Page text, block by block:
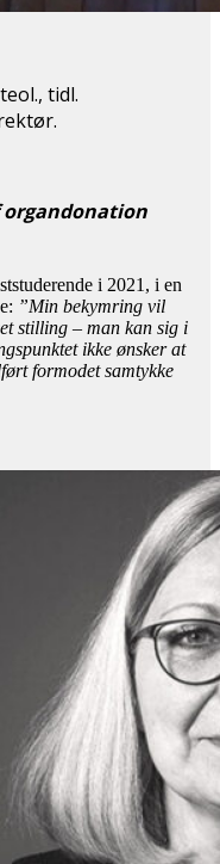
tidl.
i 2021, i en
”Min bekymring vil
stilling – man kan sig i
ikke ønsker at
formodet samtykke